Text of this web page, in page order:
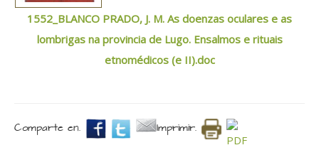
1552_BLANCO PRADO, J. M. As doenzas oculares e as
lombrigas na provincia de Lugo. Ensalmos e rituais
etnomédicos (e II).doc
Comparte en. Imprimir.